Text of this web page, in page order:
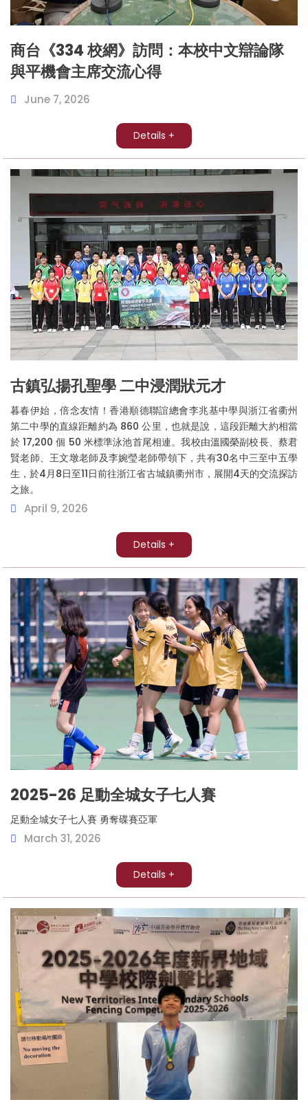
商台《334 校網》訪問：本校中文辯論隊
與平機會主席交流心得
June 7, 2026
Details +
古鎮弘揚孔聖學 二中浸潤狀元才
暮春伊始，倍念友情！香港順德聯誼總會李兆基中學與浙江省衢州
第二中學的直線距離約為 860 公里，也就是說，這段距離大約相當
於 17,200 個 50 米標準泳池首尾相連。我校由溫國榮副校長、蔡君
賢老師、王文墩老師及李婉瑩老師帶領下，共有30名中三至中五學
生，於4月8日至11日前往浙江省古城鎮衢州市，展開4天的交流探訪
之旅。
April 9, 2026
Details +
2025-26 足動全城女子七人賽
足動全城女子七人賽 勇奪碟賽亞軍
March 31, 2026
Details +